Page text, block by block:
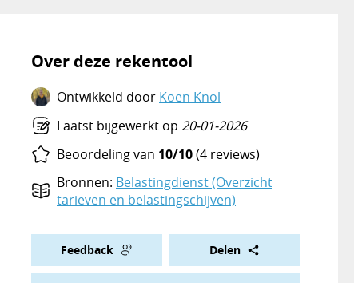
Over deze rekentool
Ontwikkeld door Koen Knol
Laatst bijgewerkt op 20-01-2026
Beoordeling van 10/10(4 reviews)
Bronnen: Belastingdienst (Overzicht
tarieven en belastingschijven)
Feedback Delen